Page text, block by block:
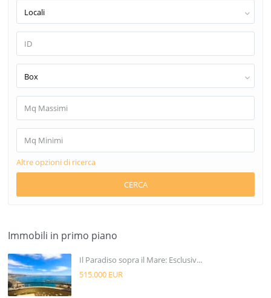
Locali
Box
Altre opzioni di ricerca
CERCA
Immobili in primo piano
Il Paradiso sopra il Mare: Esclusiv...
515.000 EUR